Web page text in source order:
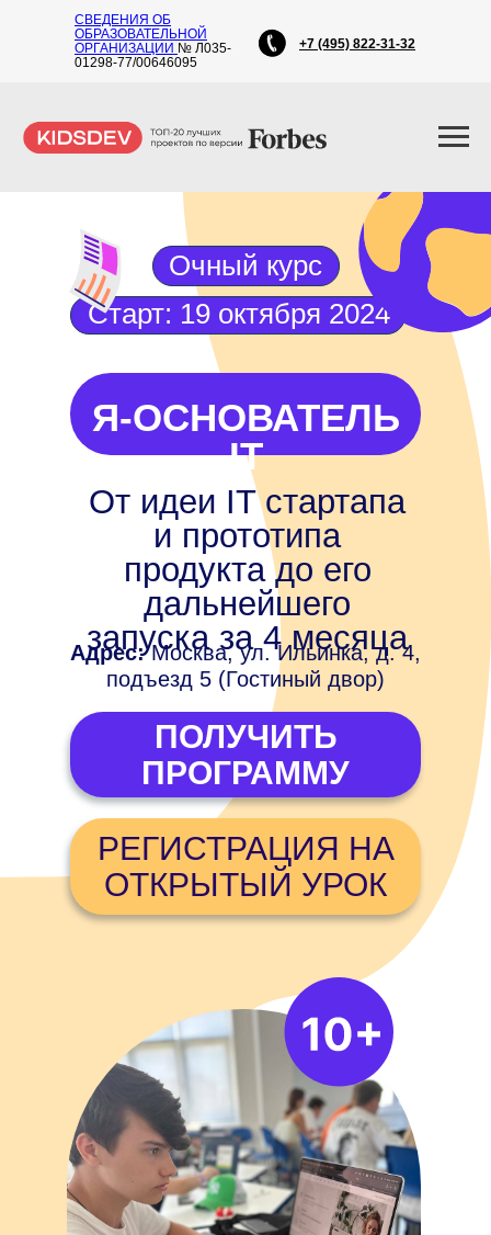
СВЕДЕНИЯ ОБ
ОБРАЗОВАТЕЛЬНОЙ
ОРГАНИЗАЦИИ № Л035-
01298-77/00646095
+7 (495) 822-31-32
ПОЛУЧИТЬ
ПРОГРАММУ
Старт: 19 октября 2024
Очный курс
От идеи IT стартапа
и прототипа
продукта до его
дальнейшего
запуска за 4 месяца
Адрес:Москва, ул. Ильинка, д. 4,
подъезд 5 (Гостиный двор)
Я-ОСНОВАТЕЛЬ
IT
РЕГИСТРАЦИЯ НА
ОТКРЫТЫЙ УРОК